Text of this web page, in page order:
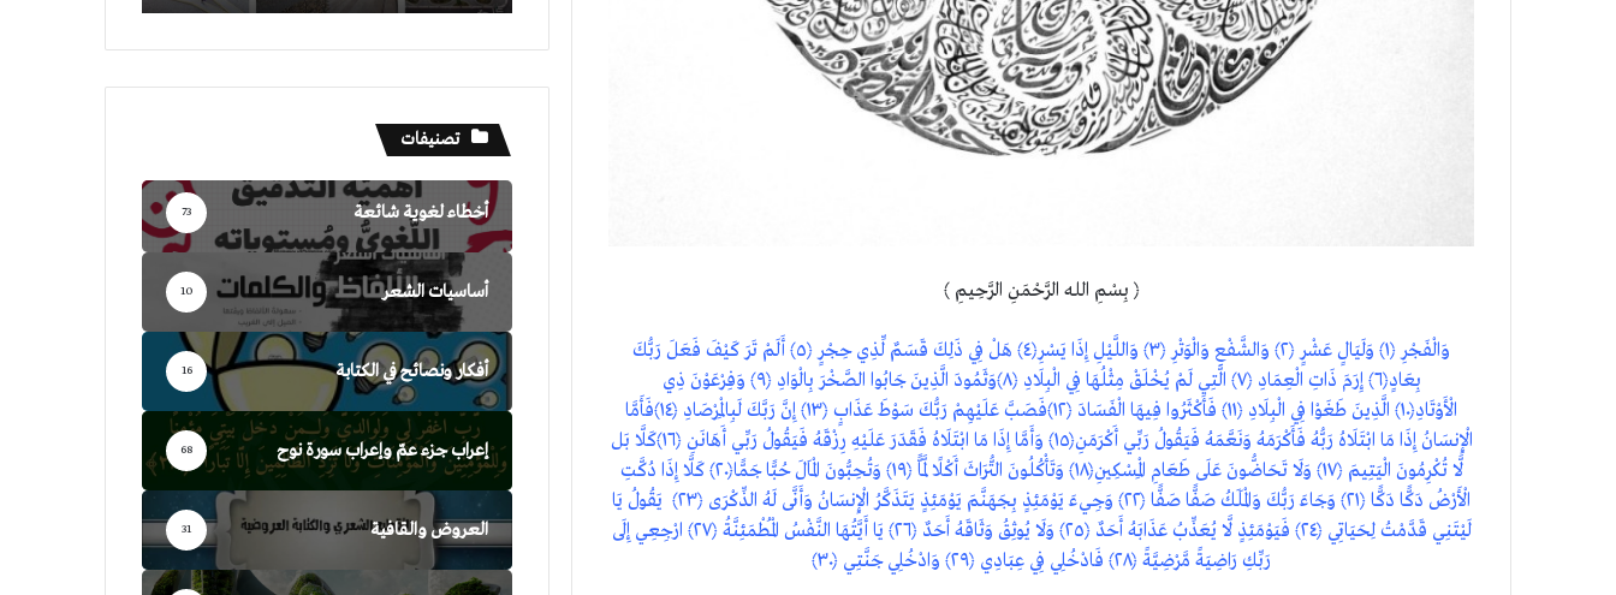
﴿ بِسْمِ الله الرَّحْمَنِ الرَّحِيمِ ﴾
وَالْفَجْرِ ﴿١﴾ وَلَيَالٍ عَشْرٍ ﴿٢﴾ وَالشَّفْعِ وَالْوَتْرِ ﴿٣﴾ وَاللَّيْلِ إِذَا يَسْرِ﴿٤﴾ هَلْ فِي ذَلِكَ قَسَمٌ لِّذِي حِجْرٍ ﴿٥﴾ أَلَمْ تَرَ كَيْفَ فَعَلَ رَبُّكَ
بِعَادٍ﴿٦﴾ إِرَمَ ذَاتِ الْعِمَادِ ﴿٧﴾ الَّتِي لَمْ يُخْلَقْ مِثْلُهَا فِي الْبِلَادِ ﴿٨﴾وَثَمُودَ الَّذِينَ جَابُوا الصَّخْرَ بِالْوَادِ ﴿٩﴾ وَفِرْعَوْنَ ذِي
الْأَوْتَادِ﴿١٠﴾ الَّذِينَ طَغَوْا فِي الْبِلَادِ ﴿١١﴾ فَأَكْثَرُوا فِيهَا الْفَسَادَ ﴿١٢﴾فَصَبَّ عَلَيْهِمْ رَبُّكَ سَوْطَ عَذَابٍ ﴿١٣﴾ إِنَّ رَبَّكَ لَبِالْمِرْصَادِ ﴿١٤﴾فَأَمَّا
الْإِنسَانُ إِذَا مَا ابْتَلَاهُ رَبُّهُ فَأَكْرَمَهُ وَنَعَّمَهُ فَيَقُولُ رَبِّي أَكْرَمَنِ﴿١٥﴾ وَأَمَّا إِذَا مَا ابْتَلَاهُ فَقَدَرَ عَلَيْهِ رِزْقَهُ فَيَقُولُ رَبِّي أَهَانَنِ ﴿١٦﴾كَلَّا بَل
لَّا تُكْرِمُونَ الْيَتِيمَ ﴿١٧﴾ وَلَا تَحَاضُّونَ عَلَى طَعَامِ الْمِسْكِينِ﴿١٨﴾ وَتَأْكُلُونَ التُّرَاثَ أَكْلًا لَّمًّا ﴿١٩﴾ وَتُحِبُّونَ الْمَالَ حُبًّا جَمًّا﴿٢٠﴾ كَلَّا إِذَا دُكَّتِ
الْأَرْضُ دَكًّا دَكًّا ﴿٢١﴾ وَجَاءَ رَبُّكَ وَالْمَلَكُ صَفًّا صَفًّا ﴿٢٢﴾ وَجِيءَ يَوْمَئِذٍ بِجَهَنَّمَ يَوْمَئِذٍ يَتَذَكَّرُ الْإِنسَانُ وَأَنَّى لَهُ الذِّكْرَى ﴿٢٣﴾ يَقُولُ يَا
لَيْتَنِي قَدَّمْتُ لِحَيَاتِي ﴿٢٤﴾ فَيَوْمَئِذٍ لَّا يُعَذِّبُ عَذَابَهُ أَحَدٌ ﴿٢٥﴾ وَلَا يُوثِقُ وَثَاقَهُ أَحَدٌ ﴿٢٦﴾ يَا أَيَّتُهَا النَّفْسُ الْمُطْمَئِنَّةُ ﴿٢٧﴾ ارْجِعِي إِلَى
رَبِّكِ رَاضِيَةً مَّرْضِيَّةً ﴿٢٨﴾ فَادْخُلِي فِي عِبَادِي ﴿٢٩﴾ وَادْخُلِي جَنَّتِي ﴿٣٠﴾
تصنيفات
أخطاء لغوية شائعة 73
أساسيات الشعر 10
أفكار ونصائح في الكتابة 16
إعراب جزء عمّ وإعراب سورة نوح 68
العروض والقافية 31